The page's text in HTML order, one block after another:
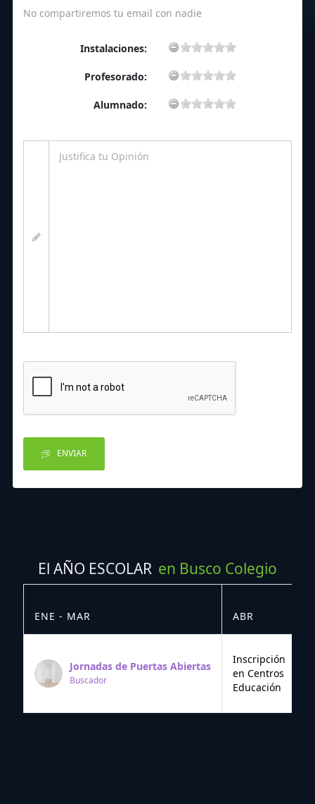
No compartiremos tu email con nadie
Instalaciones:
Profesorado:
Alumnado:
ENVIAR
El AÑO ESCOLAR en Busco Colegio
ENE - MAR ABR
Jornadas de Puertas Abiertas
Buscador
Inscripción
en Centros
Educación